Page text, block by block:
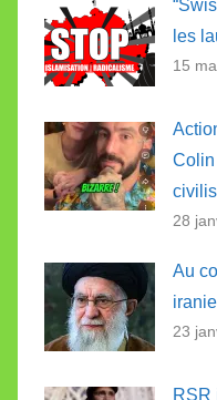
les
15
Colin
28
Au
23
RSR